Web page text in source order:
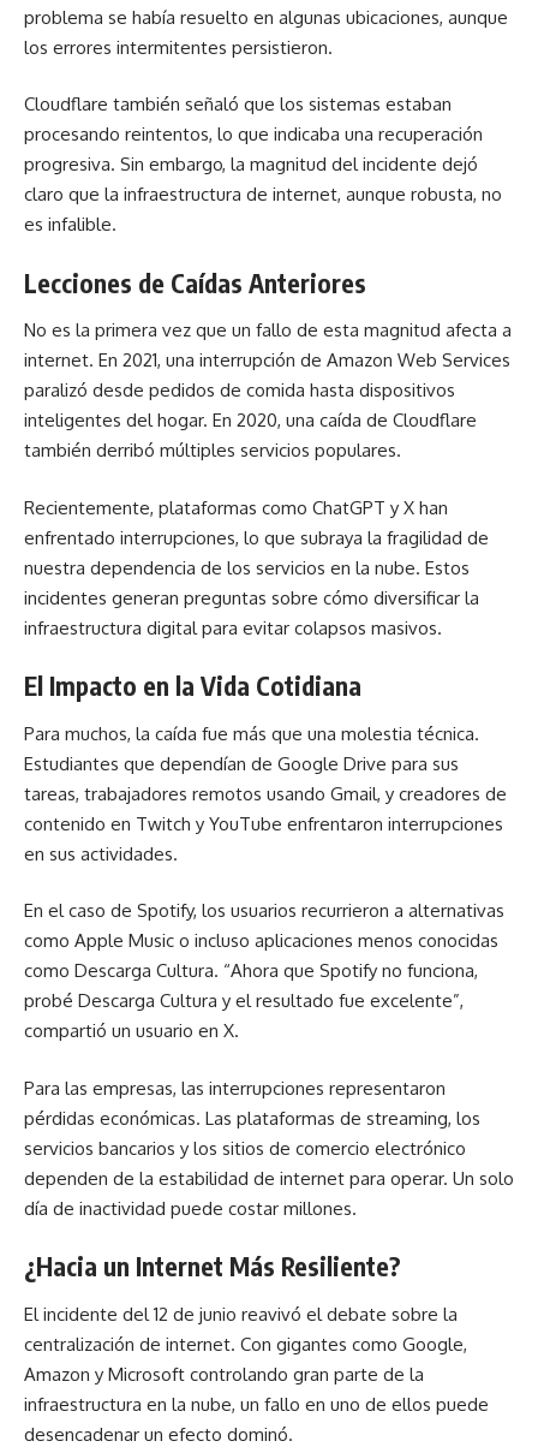
problema se había resuelto en algunas ubicaciones, aunque
los errores intermitentes persistieron.
Cloudflare también señaló que los sistemas estaban
procesando reintentos, lo que indicaba una recuperación
progresiva. Sin embargo, la magnitud del incidente dejó
claro que la infraestructura de internet, aunque robusta, no
es infalible.
Lecciones de Caídas Anteriores
No es la primera vez que un fallo de esta magnitud afecta a
internet. En 2021, una interrupción de Amazon Web Services
paralizó desde pedidos de comida hasta dispositivos
inteligentes del hogar. En 2020, una caída de Cloudflare
también derribó múltiples servicios populares.
Recientemente, plataformas como ChatGPT y X han
enfrentado interrupciones, lo que subraya la fragilidad de
nuestra dependencia de los servicios en la nube. Estos
incidentes generan preguntas sobre cómo diversificar la
infraestructura digital para evitar colapsos masivos.
El Impacto en la Vida Cotidiana
Para muchos, la caída fue más que una molestia técnica.
Estudiantes que dependían de Google Drive para sus
tareas, trabajadores remotos usando Gmail, y creadores de
contenido en Twitch y YouTube enfrentaron interrupciones
en sus actividades.
En el caso de Spotify, los usuarios recurrieron a alternativas
como Apple Music o incluso aplicaciones menos conocidas
como Descarga Cultura. “Ahora que Spotify no funciona,
probé Descarga Cultura y el resultado fue excelente”,
compartió un usuario en X.
Para las empresas, las interrupciones representaron
pérdidas económicas. Las plataformas de streaming, los
servicios bancarios y los sitios de comercio electrónico
dependen de la estabilidad de internet para operar. Un solo
día de inactividad puede costar millones.
¿Hacia un Internet Más Resiliente?
El incidente del 12 de junio reavivó el debate sobre la
centralización de internet. Con gigantes como Google,
Amazon y Microsoft controlando gran parte de la
infraestructura en la nube, un fallo en uno de ellos puede
desencadenar un efecto dominó.